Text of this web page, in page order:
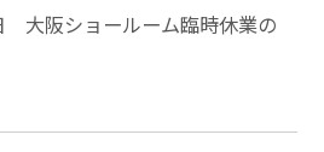
大阪ショールーム臨時休業の